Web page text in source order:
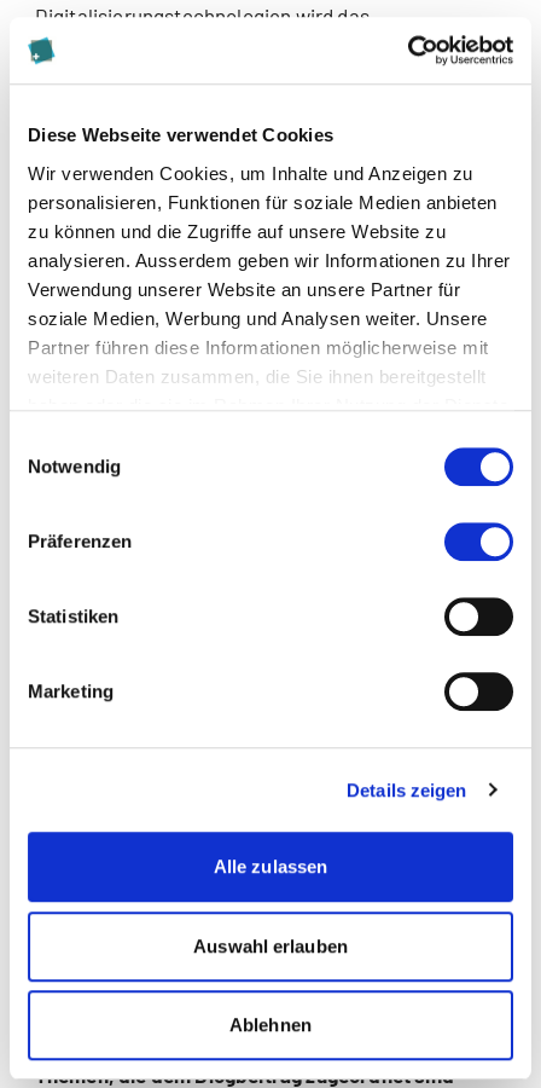
Diese Webseite verwendet Cookies
Wir verwenden Cookies, um Inhalte und Anzeigen zu
personalisieren, Funktionen für soziale Medien anbieten
zu können und die Zugriffe auf unsere Website zu
analysieren. Ausserdem geben wir Informationen zu Ihrer
Verwendung unserer Website an unsere Partner für
soziale Medien, Werbung und Analysen weiter. Unsere
Partner führen diese Informationen möglicherweise mit
weiteren Daten zusammen, die Sie ihnen bereitgestellt
Notwendig
Präferenzen
Statistiken
Marketing
Details zeigen
Alle zulassen
Auswahl erlauben
Ablehnen
Digitalisierungstechnologien wird das
Westschweizer Unternehmen Kudelski gelistet (213
Basler Pharmaunternehmen Roche (149 Patente), die
Google-Mutter Alphabet (131 Patente) sowie IBM (125
Patente). Die beiden Eidgenössischen Technischen
Hochschulen Lausanne (EPFL) und Zürich (ETH)
können indessen 59 bzw. 17 Patente vorweisen. Die
Universität Zürich folgt mit 14 Patenten auf Platz
drei.
Diese Seite teilen
Digitalisierung | Psychologie |
Wirtschaftspsychologie
more...
Zur Merkliste hinzufügen
Themen, die dem Blogbeitrag zugeordnet sind